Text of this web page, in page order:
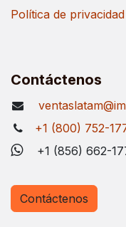
Política de privacidad
Contáctenos
+1 (800) 752-
+1 (856) 662-
Contáctenos